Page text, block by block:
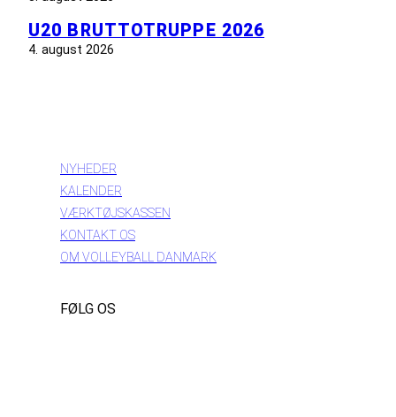
U20 BRUTTOTRUPPE 2026
4. august 2026
NYHEDER
KALENDER
VÆRKTØJSKASSEN
KONTAKT OS
OM VOLLEYBALL DANMARK
FØLG OS